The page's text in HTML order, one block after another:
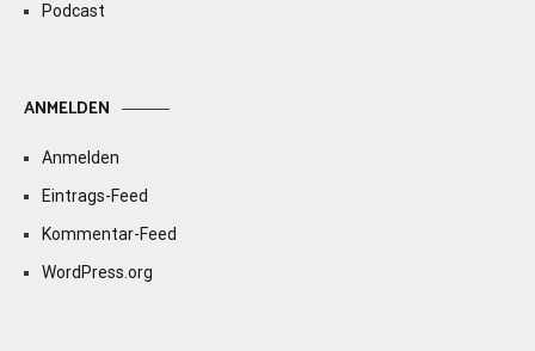
Podcast
ANMELDEN
Anmelden
Eintrags-Feed
Kommentar-Feed
WordPress.org